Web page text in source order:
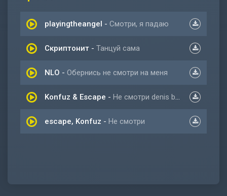
playingtheangel - Смотри, я падаю
Скриптонит - Танцуй сама
NLO - Обернись не смотри на меня
Konfuz & Escape - Не смотри denis bravo remix
escape, Konfuz - Не смотри